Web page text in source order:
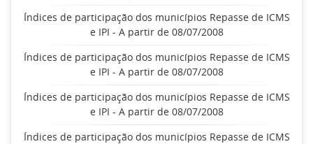
Índices de participação dos municípios Repasse de ICMS
e IPI - A partir de 08/07/2008
Índices de participação dos municípios Repasse de ICMS
e IPI - A partir de 08/07/2008
Índices de participação dos municípios Repasse de ICMS
e IPI - A partir de 08/07/2008
Índices de participação dos municípios Repasse de ICMS